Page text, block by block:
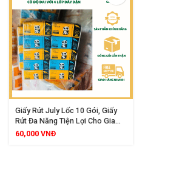
Giấy Rút July Lốc 10 Gói, Giấy
Rút Đa Năng Tiện Lợi Cho Gia
Đình
60,000 VNĐ